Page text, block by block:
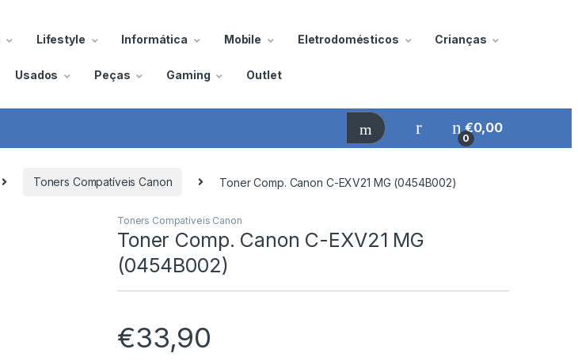
Lifestyle Informática Mobile Eletrodomésticos Crianças
Usados Peças Gaming Outlet
0
€0,00
Toners Compatíveis Canon Toner Comp. Canon C-EXV21 MG (0454B002)
Toners Compatíveis Canon
Toner Comp. Canon C-EXV21 MG
(0454B002)
€33,90